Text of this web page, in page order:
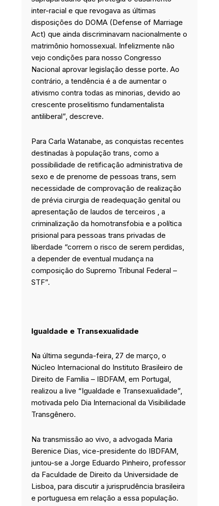
inter-racial e que revogava as últimas
disposições do DOMA (Defense of Marriage
Act) que ainda discriminavam nacionalmente o
matrimônio homossexual. Infelizmente não
vejo condições para nosso Congresso
Nacional aprovar legislação desse porte. Ao
contrário, a tendência é a de aumentar o
ativismo contra todas as minorias, devido ao
crescente proselitismo fundamentalista
antiliberal”, descreve.
Para Carla Watanabe, as conquistas recentes
destinadas à população trans, como a
possibilidade de retificação administrativa de
sexo e de prenome de pessoas trans, sem
necessidade de comprovação de realização
de prévia cirurgia de readequação genital ou
apresentação de laudos de terceiros , a
criminalização da homotransfobia e a política
prisional para pessoas trans privadas de
liberdade “correm o risco de serem perdidas,
a depender de eventual mudança na
composição do Supremo Tribunal Federal –
STF”.
Igualdade e Transexualidade
Na última segunda-feira, 27 de março, o
Núcleo Internacional do Instituto Brasileiro de
Direito de Família – IBDFAM, em Portugal,
realizou a live “Igualdade e Transexualidade”,
motivada pelo Dia Internacional da Visibilidade
Transgênero.
Na transmissão ao vivo, a advogada Maria
Berenice Dias, vice-presidente do IBDFAM,
juntou-se a Jorge Eduardo Pinheiro, professor
da Faculdade de Direito da Universidade de
Lisboa, para discutir a jurisprudência brasileira
e portuguesa em relação a essa população.